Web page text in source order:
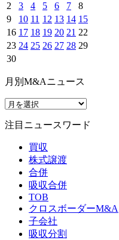
2
3 4 5 6 7
8
9
10 11 12 13 14 15
16 17 18 19 20 21 22
23 24 25 26 27 28 29
30
月別M&Aニュース
注目ニュースワード
買収
株式譲渡
合併
吸収合併
TOB
クロスボーダーM&A
子会社
吸収分割